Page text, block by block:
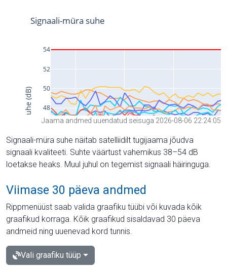
Jaama andmed uuendatud seisuga 2026-08-06 22:24:05
Signaali-müra suhe näitab satelliidilt tugijaama jõudva
signaali kvaliteeti. Suhte väärtust vahemikus 38–54 dB
loetakse heaks. Muul juhul on tegemist signaali häiringuga.
Viimase 30 päeva andmed
Rippmenüüst saab valida graafiku tüübi või kuvada kõik
graafikud korraga. Kõik graafikud sisaldavad 30 päeva
andmeid ning uuenevad kord tunnis.
Vali graafiku tüüp